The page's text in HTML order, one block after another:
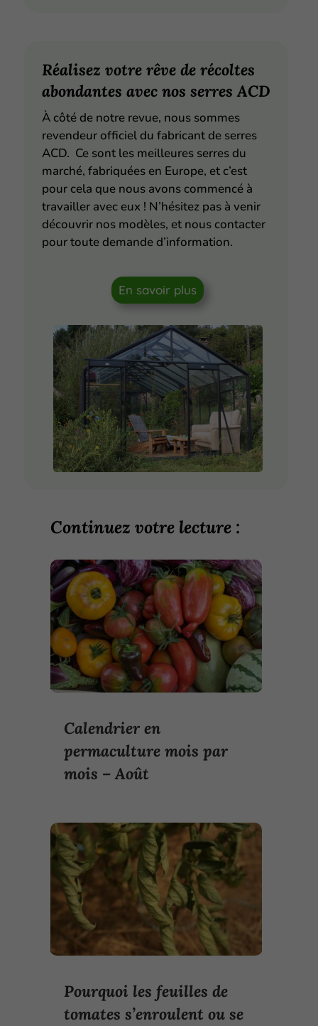
Réalisez votre rêve de récoltes
abondantes avec nos serres ACD
À côté de notre revue, nous sommes
revendeur officiel du fabricant de serres
ACD. Ce sont les meilleures serres du
marché, fabriquées en Europe, et c’est
pour cela que nous avons commencé à
travailler avec eux ! N’hésitez pas à venir
découvrir nos modèles, et nous contacter
pour toute demande d’information.
En savoir plus
Continuez votre lecture :
Calendrier en
permaculture mois par
mois – Août
Pourquoi les feuilles de
tomates s’enroulent ou se